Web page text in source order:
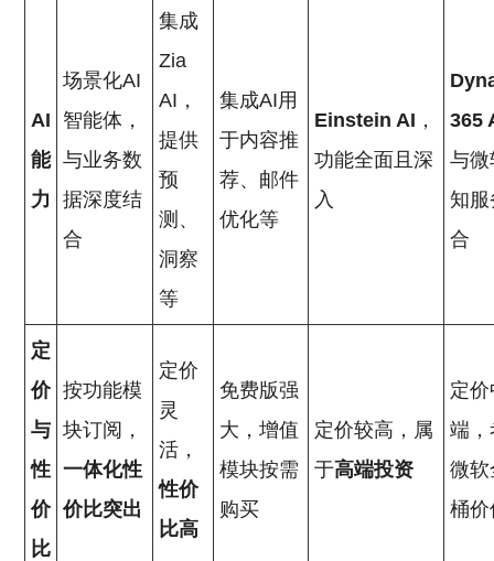
AI
能
力
场景化AI
智能体，
与业务数
据深度结
合
集成
Zia
AI，
提供
预
测、
洞察
等
集成AI用
于内容推
荐、邮件
优化等
Einstein AI ，
功能全面且深
入
365
与
知
合
定
价
与
性
价
比
按功能模
块订阅，
一体化性
价比突出
定价
灵
活，
性价
比高
免费版强
大，增值
模块按需
购买
定价较高，属
于高端投资
定
端
微
桶价